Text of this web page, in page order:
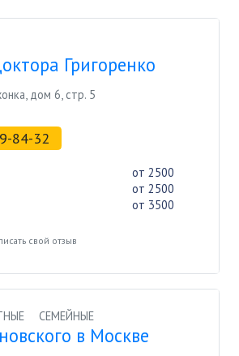
Григоренко
дом 6, стр. 5
84-32
от 2500
от 2500
от 3500
свой отзыв
СЕМЕЙНЫЕ
в Москве